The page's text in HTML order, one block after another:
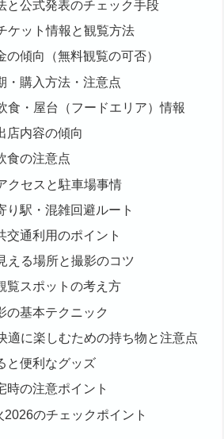
と公式発表のチェック手段
ケット情報と観覧方法
傾向（無料観覧の可否）
・購入方法・注意点
食・屋台（フードエリア）情報
店内容の傾向
食の注意点
クセスと駐車場事情
り駅・混雑回避ルート
交通利用のポイント
える場所と撮影のコツ
覧スポットの考え方
の基本テクニック
適に楽しむための持ち物と注意点
と便利なグッズ
時の注意ポイント
のチェックポイント